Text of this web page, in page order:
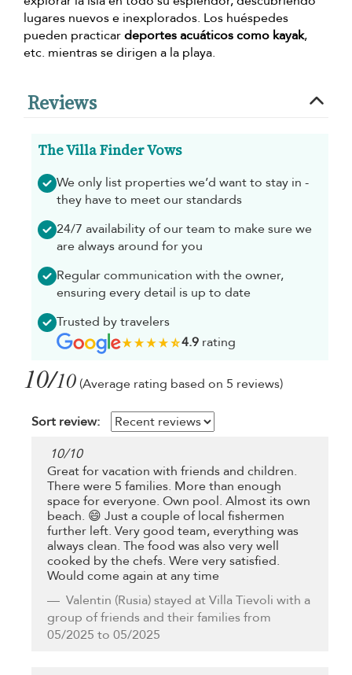
lugares nuevos e inexplorados. Los huéspedes
pueden practicardeportes acuáticos como kayak,
etc. mientras se dirigen a la playa.
Reviews
The Villa Finder Vows
We only list properties we’d want to stay in -
they have to meet our standards
24/7 availability of our team to make sure we
are always around for you
Regular communication with the owner,
ensuring every detail is up to date
Trusted by travelers
4.9rating
10/10 (Average rating based on 5 reviews)
Sort review:
10/10
Great for vacation with friends and children.
There were 5 families. More than enough
space for everyone. Own pool. Almost its own
beach. 😄 Just a couple of local fishermen
further left. Very good team, everything was
always clean. The food was also very well
cooked by the chefs. Were very satisfied.
Would come again at any time
Valentin (Rusia) stayed at Villa Tievoli with a
group of friends and their families from
05/2025 to 05/2025